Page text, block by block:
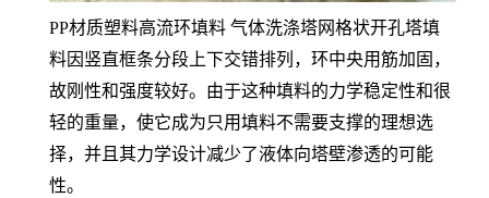
PP材质塑料高流环填料 气体洗涤塔网格状开孔塔填
料因竖直框条分段上下交错排列，环中央用筋加固，
故刚性和强度较好。由于这种填料的力学稳定性和很
轻的重量，使它成为只用填料不需要支撑的理想选
择，并且其力学设计减少了液体向塔壁渗透的可能
性。